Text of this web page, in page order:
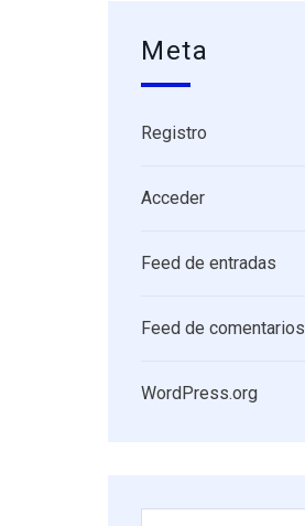
Meta
Registro
Acceder
Feed de entradas
Feed de comentarios
WordPress.org